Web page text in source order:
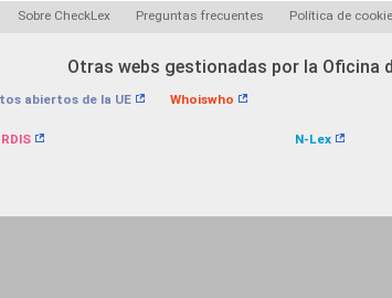
Sobre CheckLex Preguntas frecuentes Política de
Otras webs gestionadas por la Oficina
abiertos de la UE Whoiswho
N-Lex